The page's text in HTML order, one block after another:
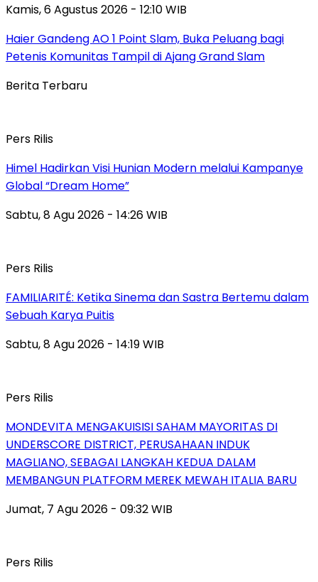
Kamis, 6 Agustus 2026 - 12:10 WIB
Haier Gandeng AO 1 Point Slam, Buka Peluang bagi
Petenis Komunitas Tampil di Ajang Grand Slam
Berita Terbaru
Pers Rilis
Himel Hadirkan Visi Hunian Modern melalui Kampanye
Global “Dream Home”
Sabtu, 8 Agu 2026 - 14:26 WIB
Pers Rilis
FAMILIARITÉ: Ketika Sinema dan Sastra Bertemu dalam
Sebuah Karya Puitis
Sabtu, 8 Agu 2026 - 14:19 WIB
Pers Rilis
MONDEVITA MENGAKUISISI SAHAM MAYORITAS DI
UNDERSCORE DISTRICT, PERUSAHAAN INDUK
MAGLIANO, SEBAGAI LANGKAH KEDUA DALAM
MEMBANGUN PLATFORM MEREK MEWAH ITALIA BARU
Jumat, 7 Agu 2026 - 09:32 WIB
Pers Rilis